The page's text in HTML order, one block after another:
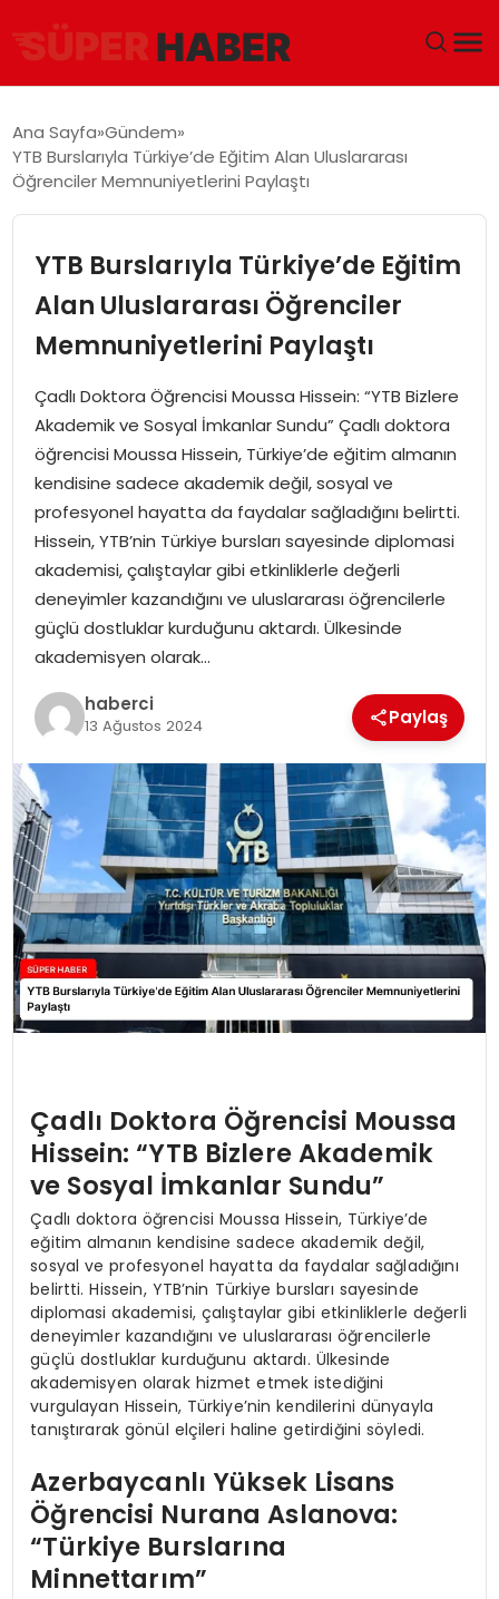
GÜNDEM
EKONOMI
MAGAZIN
SAĞLIK
SIYASET
SPOR
TEKNOLOJI
YAŞAM
Ana Sayfa Gündem
YTB Burslarıyla Türkiye’de Eğitim Alan Uluslararası
Öğrenciler Memnuniyetlerini Paylaştı
YTB Burslarıyla Türkiye’de Eğitim
Alan Uluslararası Öğrenciler
Memnuniyetlerini Paylaştı
Çadlı Doktora Öğrencisi Moussa Hissein: “YTB Bizlere
Akademik ve Sosyal İmkanlar Sundu” Çadlı doktora
öğrencisi Moussa Hissein, Türkiye’de eğitim almanın
kendisine sadece akademik değil, sosyal ve
profesyonel hayatta da faydalar sağladığını belirtti.
Hissein, YTB’nin Türkiye bursları sayesinde diplomasi
akademisi, çalıştaylar gibi etkinliklerle değerli
deneyimler kazandığını ve uluslararası öğrencilerle
güçlü dostluklar kurduğunu aktardı. Ülkesinde
akademisyen olarak…
haberci
13 Ağustos 2024 Paylaş
Çadlı Doktora Öğrencisi Moussa
Hissein: “YTB Bizlere Akademik
ve Sosyal İmkanlar Sundu”
Çadlı doktora öğrencisi Moussa Hissein, Türkiye’de
eğitim almanın kendisine sadece akademik değil,
sosyal ve profesyonel hayatta da faydalar sağladığını
belirtti. Hissein, YTB’nin Türkiye bursları sayesinde
diplomasi akademisi, çalıştaylar gibi etkinliklerle değerli
deneyimler kazandığını ve uluslararası öğrencilerle
güçlü dostluklar kurduğunu aktardı. Ülkesinde
akademisyen olarak hizmet etmek istediğini
vurgulayan Hissein, Türkiye’nin kendilerini dünyayla
tanıştırarak gönül elçileri haline getirdiğini söyledi.
Azerbaycanlı Yüksek Lisans
Öğrencisi Nurana Aslanova:
“Türkiye Burslarına
Minnettarım”